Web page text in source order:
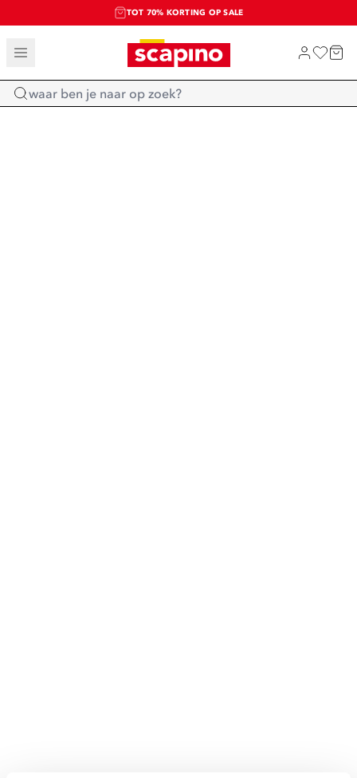
TOT 70% KORTING OP SALE
SALE: LAATSTE KANS!
SHOP NIEUW
Home